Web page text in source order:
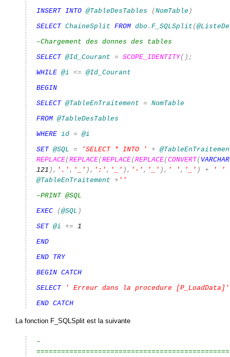
INSERT INTO @TableDesTables (NomTable )
SELECT ChaineSplit FROM dbo . F_SQLSplit (
–Chargement des donnes des tables
SELECT @Id_Courant = SCOPE_IDENTITY();
WHILE @i <= @Id_Courant
BEGIN
SELECT @TableEnTraitement = NomTable
FROM @TableDesTables
WHERE id = @i
SET @SQL = 'SELECT * INTO ' +
REPLACE(REPLACE(REPLACE(REPLACE(CONVERT( VARCHAR
121 ), '.' , '_' ), ':' , '_' ), '-' , '_' ), ' ' , '_' ) + ' '
@TableEnTraitement + ''
–PRINT @SQL
EXEC
(@SQL )
SET @i += 1
END
END TRY
BEGIN CATCH
SELECT
' Erreur dans la procedure [P_LoadData]'
END CATCH
La fonction F_SQLSplit est la suivante
–